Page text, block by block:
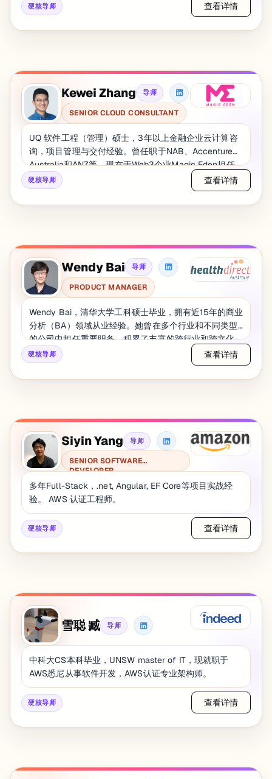
硬核导师 查看详情
Kewei Zhang 导师
SENIOR CLOUD CONSULTANT
UQ 软件工程（管理）硕士，3年以上金融企业云计算咨
询，项目管理与交付经验。曾任职于NAB、Accenture
Australia和ANZ等，现在于Web3企业Magic Eden担任
DevOps Engineer。 GCP 认证架构师，DevOps工程
师，AWS 认证架构师
硬核导师 查看详情
Wendy Bai 导师
PRODUCT MANAGER
Wendy Bai，清华大学工科硕士毕业，拥有近15年的商业
分析（BA）领域从业经验。她曾在多个行业和不同类型
的公司中担任重要职务，积累了丰富的跨行业和跨文化
工作经验。Wendy凭借出色的业务洞察力和解决问题的
能力，在澳洲连续四年荣获雇主“最有价值员工奖”，展现
了她卓越的专业能力和团队贡献。作为一位经验丰富的
行力和影响力。Wendy希望通过匠人学院的平台，与学
员分享她在BA职场中的实操经验和方法，帮助学员快速
适应商业环境，掌握在复杂业务场景中提供解决方案的
技能。她的教学风格注重实践与理论的结合，通过真实
案例的讲解和深入浅出的分析，带领学员全面理解商业
分析的核心价值，为他们在职场中创造更大的发展机会
提供指导与支持。
硬核导师 查看详情
Siyin Yang 导师
SENIOR SOFTWARE
DEVELOPER
多年Full-Stack，.net, Angular, EF Core等项目实战经
验。 AWS 认证工程师。
硬核导师 查看详情
雪聪 臧 导师
中科大CS本科毕业，UNSW master of IT，现就职于
AWS悉尼从事软件开发，AWS认证专业架构师。
硬核导师 查看详情